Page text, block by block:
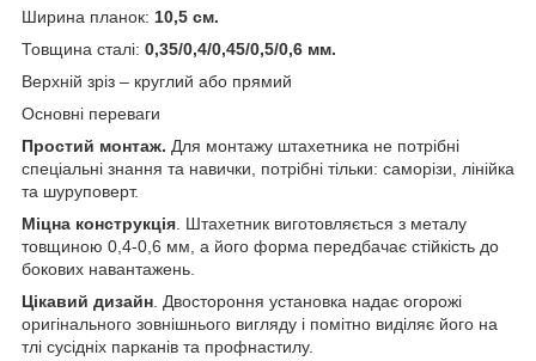
Ширина планок: 10,5 см.
Товщина сталі: 0,35/0,4/0,45/0,5/0,6 мм.
Верхній зріз – круглий або прямий
Основні переваги
Простий монтаж. Для монтажу штахетника не потрібні
спеціальні знання та навички, потрібні тільки: саморізи, лінійка
та шуруповерт.
Міцна конструкція . Штахетник виготовляється з металу
товщиною 0,4-0,6 мм, а його форма передбачає стійкість до
бокових навантажень.
Цікавий дизайн . Двостороння установка надає огорожі
оригінального зовнішнього вигляду і помітно виділяє його на
тлі сусідніх парканів та профнастилу.